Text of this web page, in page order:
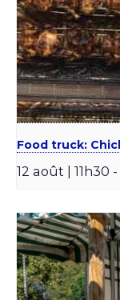
Food truck:
12 août | 11h30 -